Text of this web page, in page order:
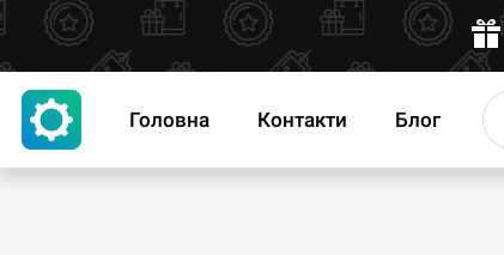
Головна Контакти Блог